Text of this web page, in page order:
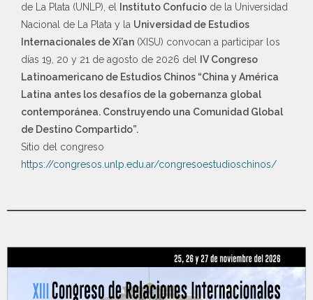
de La Plata (UNLP), el
Instituto Confucio de la Universidad
Nacional de La Plata y la Universidad de Estudios
Internacionales de Xi’an (XISU) convocan a participar los
días 19, 20 y 21 de agosto de 2026 del
IV Congreso
Latinoamericano de Estudios Chinos “China y América
Latina antes los desafíos de la gobernanza global
contemporánea. Construyendo una Comunidad Global
de Destino Compartido”.
Sitio del congreso
https://congresos.unlp.edu.ar/congresoestudioschinos/